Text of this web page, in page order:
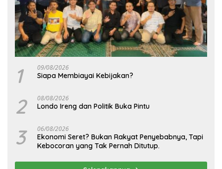
1 09/08/2026
Siapa Membiayai Kebijakan?
2 08/08/2026
Londo Ireng dan Politik Buka Pintu
3 06/08/2026
Ekonomi Seret? Bukan Rakyat Penyebabnya, Tapi
Kebocoran yang Tak Pernah Ditutup.